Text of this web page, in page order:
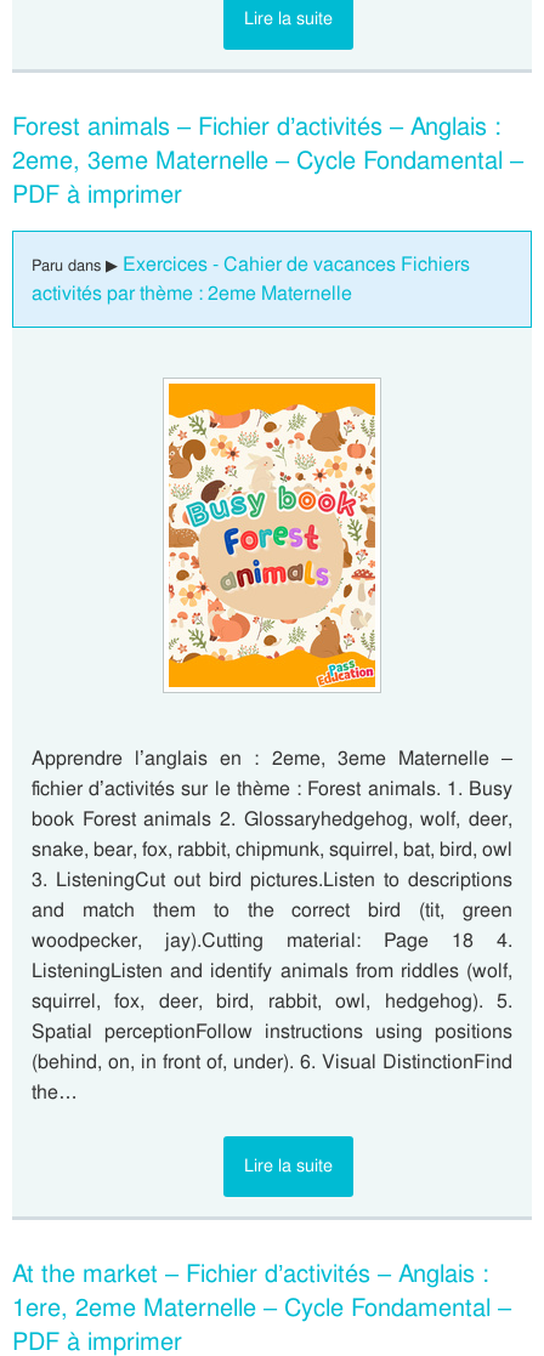
Lire la suite
Forest animals – Fichier d’activités – Anglais :
2eme, 3eme Maternelle – Cycle Fondamental –
PDF à imprimer
Paru dans ▶ Exercices - Cahier de vacances Fichiers
activités par thème : 2eme Maternelle
Apprendre l’anglais en : 2eme, 3eme Maternelle –
fichier d’activités sur le thème : Forest animals. 1. Busy
book Forest animals 2. Glossaryhedgehog, wolf, deer,
snake, bear, fox, rabbit, chipmunk, squirrel, bat, bird, owl
3. ListeningCut out bird pictures.Listen to descriptions
and match them to the correct bird (tit, green
woodpecker, jay).Cutting material: Page 18 4.
ListeningListen and identify animals from riddles (wolf,
squirrel, fox, deer, bird, rabbit, owl, hedgehog). 5.
Spatial perceptionFollow instructions using positions
(behind, on, in front of, under). 6. Visual DistinctionFind
the…
Lire la suite
At the market – Fichier d’activités – Anglais :
1ere, 2eme Maternelle – Cycle Fondamental –
PDF à imprimer